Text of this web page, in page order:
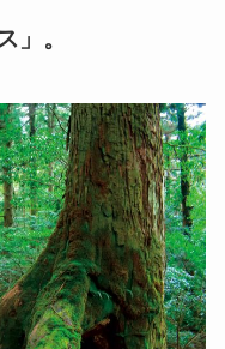
」。